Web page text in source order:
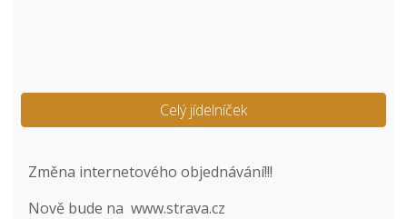
Celý jídelníček
Změna internetového objednávání!!!
Nově bude na www.strava.cz